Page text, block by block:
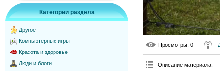
Категории раздела
Другое
Компьютерные игры
Красота и здоровье
Люди и блоги
Просмотры: 0
Описание материала: